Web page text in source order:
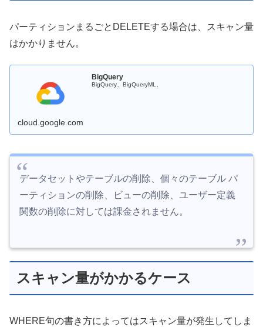
パーティションまるごとDELETEする場合は、スキャン量
はかかりません。
BigQuery
BigQuery、BigQueryML、
cloud.google.com
データセットやテーブルの削除、個々のテーブル パ
ーティションの削除、ビューの削除、ユーザー定義
関数の削除に対しては課金されません。
スキャン量がかかるケース
WHERE句の書き方によってはスキャン量が発生してしま